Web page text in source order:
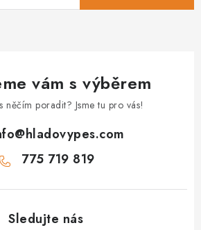
vám s výběrem
něčím poradit? Jsme tu pro vás!
@hladovypes.com
775 719 819